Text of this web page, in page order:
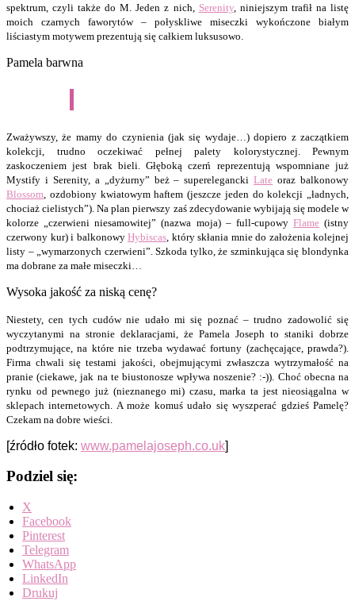
spektrum, czyli także do M. Jeden z nich, Serenity, niniejszym trafił na listę
moich czarnych faworytów – połyskliwe miseczki wykończone białym
liściastym motywem prezentują się całkiem luksusowo.
Pamela barwna
Zważywszy, że mamy do czynienia (jak się wydaje…) dopiero z zaczątkiem
kolekcji, trudno oczekiwać pełnej palety kolorystycznej. Pewnym
zaskoczeniem jest brak bieli. Głęboką czerń reprezentują wspomniane już
Mystify i Serenity, a „dyżurny” beż – supereleganckiLate oraz balkonowy
Blossom , ozdobiony kwiatowym haftem (jeszcze jeden do kolekcji „ładnych,
chociaż cielistych”). Na plan pierwszy zaś zdecydowanie wybijają się modele w
kolorze „czerwieni niesamowitej” (nazwa moja) – full-cupowy Flame(istny
czerwony kur) i balkonowy Hybiscas , który skłania mnie do założenia kolejnej
listy – „wymarzonych czerwieni”. Szkoda tylko, że szminkująca się blondynka
ma dobrane za małe miseczki…
Wysoka jakość za niską cenę?
Niestety, cen tych cudów nie udało mi się poznać – trudno zadowolić się
wyczytanymi na stronie deklaracjami, że Pamela Joseph to staniki dobrze
podtrzymujące, na które nie trzeba wydawać fortuny (zachęcające, prawda?).
Firma chwali się testami jakości, obejmującymi zwłaszcza wytrzymałość na
pranie (ciekawe, jak na te biustonosze wpływa noszenie? :-)). Choć obecna na
rynku od pewnego już (nieznanego mi) czasu, marka ta jest nieosiągalna w
sklepach internetowych. A może komuś udało się wyszperać gdzieś Pamelę?
Czekam na dobre wieści.
[źródło fotek: www.pamelajoseph.co.uk]
Podziel się:
X
Facebook
Pinterest
Telegram
WhatsApp
LinkedIn
Drukuj